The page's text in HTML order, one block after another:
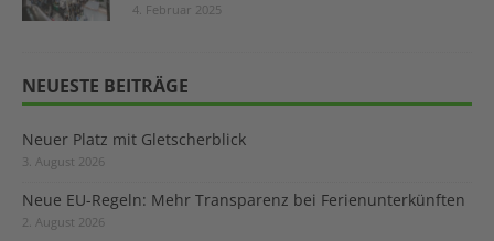
4. Februar 2025
NEUESTE BEITRÄGE
Neuer Platz mit Gletscherblick
3. August 2026
Neue EU-Regeln: Mehr Transparenz bei Ferienunterkünften
2. August 2026